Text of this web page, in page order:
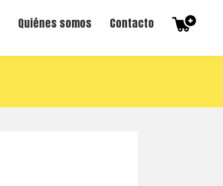
Quiénes somos Contacto